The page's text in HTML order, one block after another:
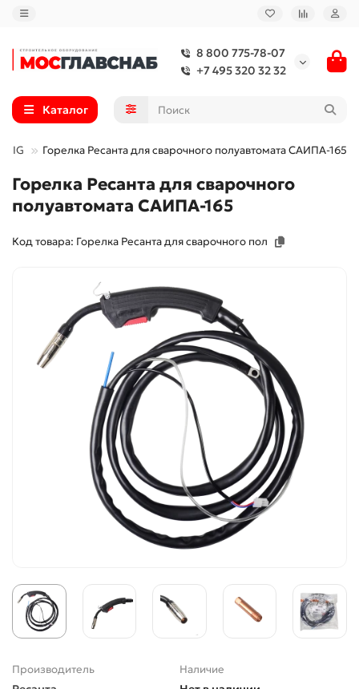
8 800 775-78-07
+7 495 320 32 32
Каталог
MIG Горелка Ресанта для сварочного полуавтомата САИПА-165
Горелка Ресанта для сварочного
полуавтомата САИПА-165
Код товара: Горелка Ресанта для сварочного пол
Производитель Наличие